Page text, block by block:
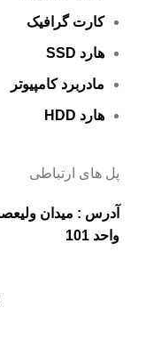
کارت گرافيک
هارد SSD
مادربرد کامپیوتر
هارد HDD
پل های ارتباطی
واحد 101